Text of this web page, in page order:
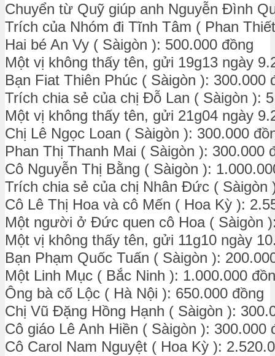
Chuyển từ Quỹ giúp anh Nguyễn Đình
Trích của Nhóm đi Tĩnh Tâm ( Phan
Hai bé An Vy ( Sàigòn ): 500.000 đồng
Một vị không thấy tên, gửi 19g13 ngày
Bạn Fiat Thiên Phúc ( Sàigòn ): 300.000
Trích chia sẻ của chị Đỗ Lan ( Sàigòn ):
Một vị không thấy tên, gửi 21g04 ngày
Chị Lê Ngọc Loan ( Sàigòn ): 300.000
Phan Thị Thanh Mai ( Sàigòn ): 300.000
Cô Nguyễn Thị Bằng ( Sàigòn ):
Trích chia sẻ của chị Nhân Đức ( Sàigòn
Cô Lê Thị Hoa và cô Mến ( Hoa Kỳ ):
Một người ở Đức quen cô Hoa ( Sàigòn
Một vị không thấy tên, gửi 11g10 ngày
Bạn Phạm Quốc Tuấn ( Sàigòn ):
Một Linh Mục ( Bắc Ninh ): 1.000.000
Ông bà cố Lộc ( Hà Nội ): 650.000 đồng
Chị Vũ Đặng Hồng Hạnh ( Sàigòn ):
Cô giáo Lê Anh Hiền ( Sàigòn ): 300.000
Cô Carol Nam Nguyệt ( Hoa Kỳ ):